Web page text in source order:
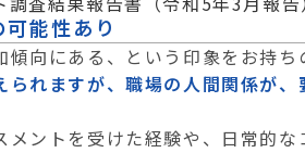
能性あり
向にある、という印象をお持ち
れますが、職場の人間関係が
ントを受けた経験や、日常的